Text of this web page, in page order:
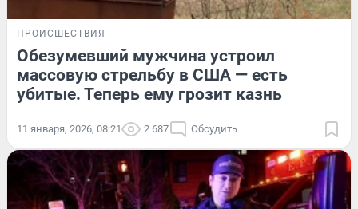
ПРОИСШЕСТВИЯ
Обезумевший мужчина устроил
массовую стрельбу в США — есть
убитые. Теперь ему грозит казнь
11 января, 2026, 08:21 2 687 Обсудить